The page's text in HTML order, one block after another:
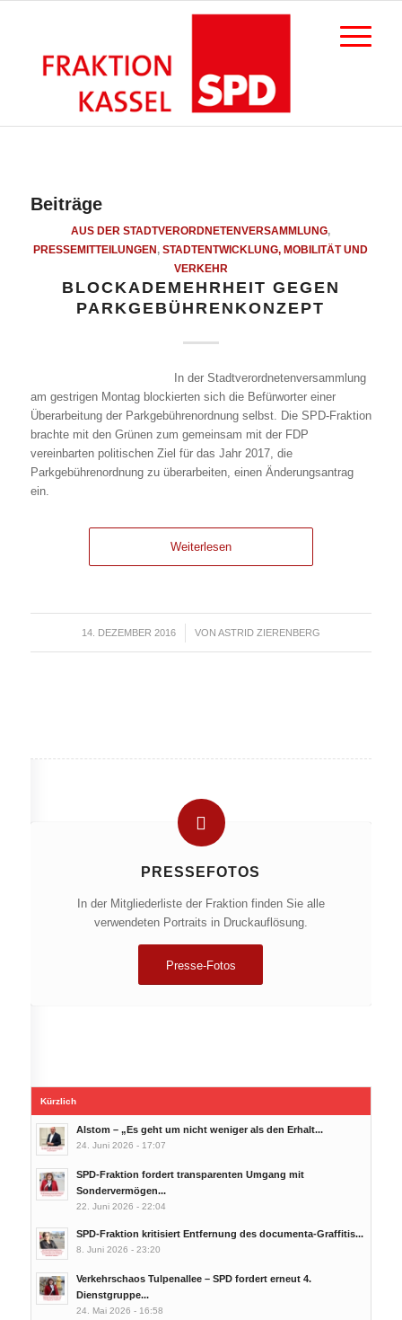
Beiträge
AUS DER STADTVERORDNETENVERSAMMLUNG,
PRESSEMITTEILUNGEN,STADTENTWICKLUNG, MOBILITÄT UND
VERKEHR
BLOCKADEMEHRHEIT GEGEN
PARKGEBÜHRENKONZEPT
In der Stadtverordnetenversammlung
am gestrigen Montag blockierten sich die Befürworter einer
Überarbeitung der Parkgebührenordnung selbst. Die SPD-Fraktion
brachte mit den Grünen zum gemeinsam mit der FDP
vereinbarten politischen Ziel für das Jahr 2017, die
Parkgebührenordnung zu überarbeiten, einen Änderungsantrag
ein.
Weiterlesen
14. DEZEMBER 2016
/ VON ASTRID ZIERENBERG
PRESSEFOTOS
In der Mitgliederliste der Fraktion finden Sie alle
verwendeten Portraits in Druckauflösung.
Presse-Fotos
Kürzlich
Alstom – „Es geht um nicht weniger als den Erhalt...
24. Juni 2026 - 17:07
SPD-Fraktion fordert transparenten Umgang mit
Sondervermögen...
22. Juni 2026 - 22:04
SPD-Fraktion kritisiert Entfernung des documenta-Graffitis...
8. Juni 2026 - 23:20
Verkehrschaos Tulpenallee – SPD fordert erneut 4.
Dienstgruppe...
24. Mai 2026 - 16:58